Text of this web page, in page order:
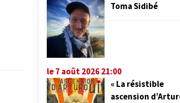
Toma Sidibé
le 7 août 2026 21:00
« La résistible
ascension